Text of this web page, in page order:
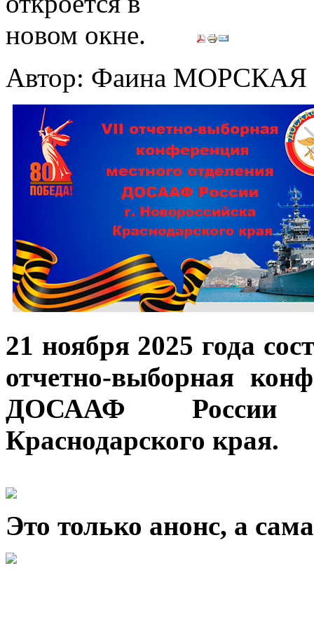
Автор: Фаина МОРСКАЯ
21 ноября 2025 года
отчетно-выборная
ДОСААФ России
Краснодарского края.
Это только анонс, а